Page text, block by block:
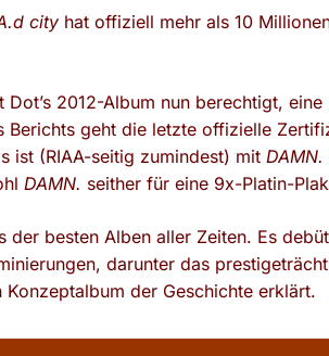
city hat offiziell mehr als 10
2012-Album nun berechtigt,
Berichts geht die letzte offizielle
ist (RIAA-seitig zumindest) mit DAMN.
DAMN. seither für eine 9x-Platin-
der besten Alben aller Zeiten. Es
darunter das
Konzeptalbum der Geschichte erklärt.